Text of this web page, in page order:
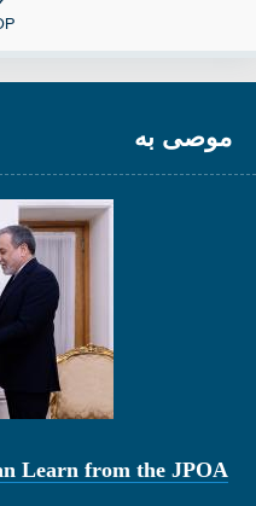
موصى به
Learn from the JPOA